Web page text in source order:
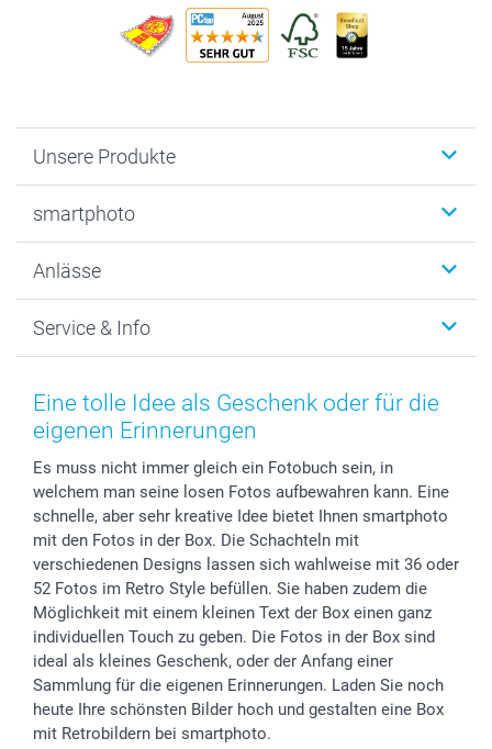
Unsere Produkte
Fotogeschenke
MyNameBook
Fotoabzüge, Fotos als Buch & Poster
Zubehör & Material
Foto-Kalender & Agenden
Geschenk-Gutscheine (PDF)
smartphoto
Warum smartphoto
Datenschutz
AGB
Impressum
Partnerprogramme
Investor Relations
B2B smartbusiness
Widerrufsrecht
Anlässe
Neujahr
Muttertag
Vatertag
Hochzeit
Geburtstag
Geburt
Zu allen Anlässen
Service & Info
Preise und Versandkosten
Lieferfristen
Zahlungsmöglichkeiten
Anmelden /Registrieren
Sitemap
Status der Bestellung
smartfriends
smartgarantie
smartbonus
Eine tolle Idee als Geschenk oder für die
eigenen Erinnerungen
Es muss nicht immer gleich ein Fotobuch sein, in
welchem man seine losen Fotos aufbewahren kann. Eine
schnelle, aber sehr kreative Idee bietet Ihnen smartphoto
mit den Fotos in der Box. Die Schachteln mit
verschiedenen Designs lassen sich wahlweise mit 36 oder
52 Fotos im Retro Style befüllen. Sie haben zudem die
Möglichkeit mit einem kleinen Text der Box einen ganz
individuellen Touch zu geben. Die Fotos in der Box sind
ideal als kleines Geschenk, oder der Anfang einer
Sammlung für die eigenen Erinnerungen. Laden Sie noch
heute Ihre schönsten Bilder hoch und gestalten eine Box
mit Retrobildern bei smartphoto.